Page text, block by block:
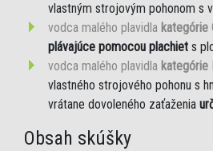
vlastným strojovým pohonom s
vodca malého plavidla kategórie
plávajúce pomocou plachiet s
vodca malého plavidla kategórie
vlastného strojového pohonu s
vrátane dovoleného zaťaženia
Obsah skúšky